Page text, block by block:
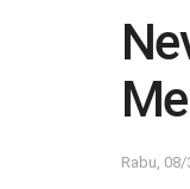
Rabu, 08/